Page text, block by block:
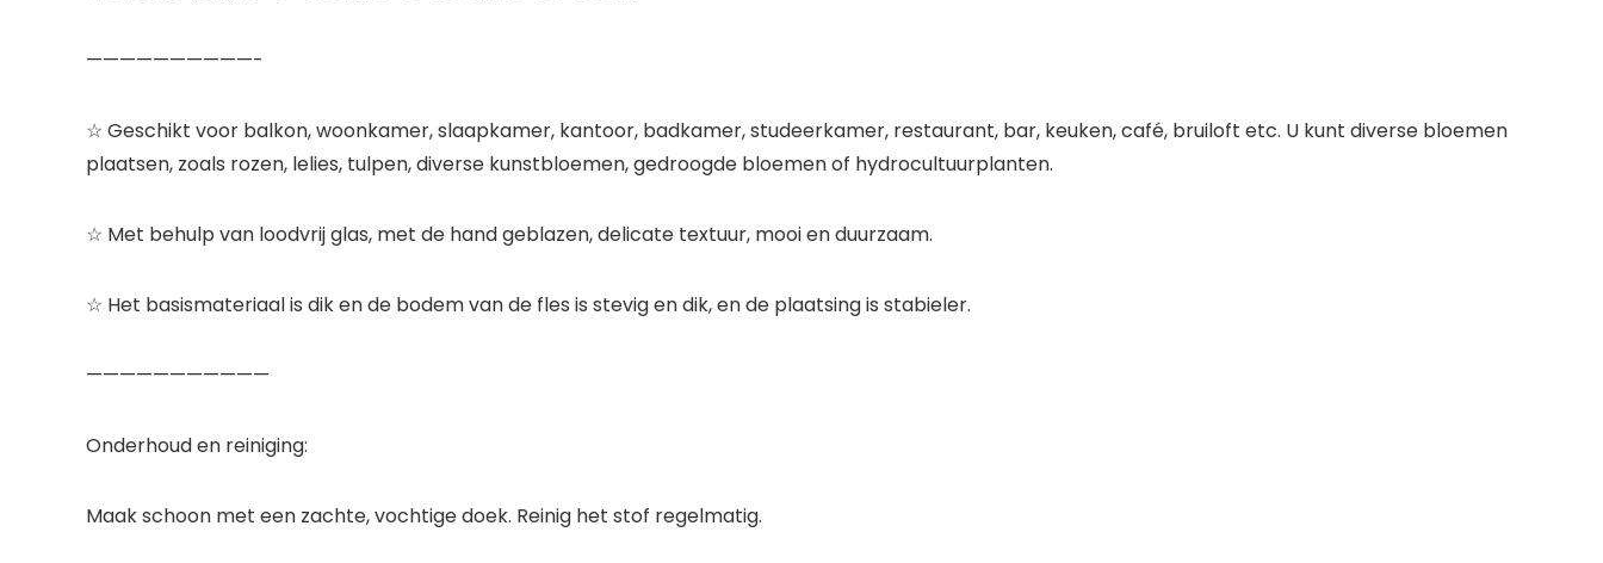
——————————-
☆ Geschikt voor balkon, woonkamer, slaapkamer, kantoor, badkamer, studeerkamer, restaurant, bar, keuken, café, bruiloft etc. U kunt diverse bloemen
plaatsen, zoals rozen, lelies, tulpen, diverse kunstbloemen, gedroogde bloemen of hydrocultuurplanten.
☆ Met behulp van loodvrij glas, met de hand geblazen, delicate textuur, mooi en duurzaam.
☆ Het basismateriaal is dik en de bodem van de fles is stevig en dik, en de plaatsing is stabieler.
———————————
Onderhoud en reiniging:
Maak schoon met een zachte, vochtige doek. Reinig het stof regelmatig.